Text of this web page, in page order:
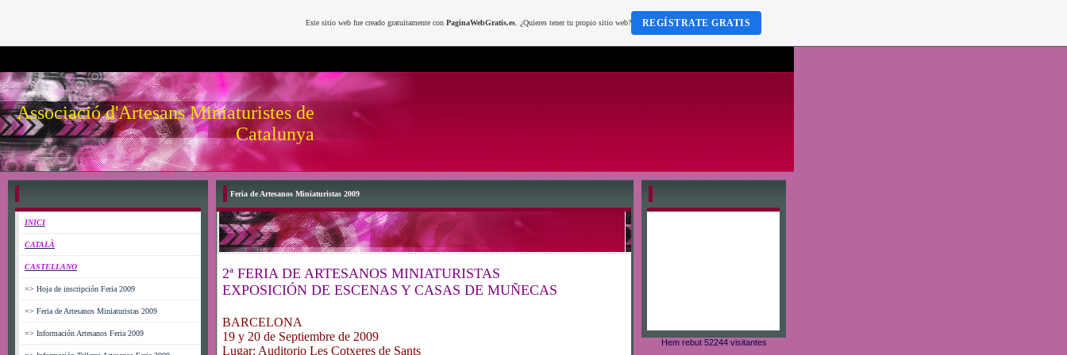
Associació d'Artesans Miniaturistes de
Catalunya
INICI
CATALÀ
CASTELLANO
=> Hoja de inscripción Feria 2009
=> Feria de Artesanos Miniaturistas 2009
=> Información Artesanos Feria 2009
Feria de Artesanos Miniaturistas 2009
2ª FERIA DE ARTESANOS MINIATURISTAS
EXPOSICIÓN DE ESCENAS Y CASAS DE MUÑECAS
BARCELONA
19 y 20 de Septiembre de 2009
Lugar: Auditorio Les Cotxeres de Sants
Hem rebut 52244 visitantes
Este sitio web fue creado gratuitamente con PaginaWebGratis.es. ¿Quieres tener tu propio sitio web? REGÍSTRATE GRATIS